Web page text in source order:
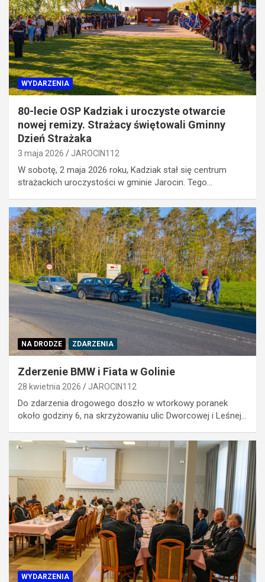
WYDARZENIA
80-lecie OSP Kadziak i uroczyste otwarcie
nowej remizy. Strażacy świętowali Gminny
Dzień Strażaka
3 maja 2026 JAROCIN112
W sobotę, 2 maja 2026 roku, Kadziak stał się centrum
strażackich uroczystości w gminie Jarocin. Tego…
NA DRODZE ZDARZENIA
Zderzenie BMW i Fiata w Golinie
28 kwietnia 2026 JAROCIN112
Do zdarzenia drogowego doszło w wtorkowy poranek
około godziny 6, na skrzyżowaniu ulic Dworcowej i Leśnej…
WYDARZENIA